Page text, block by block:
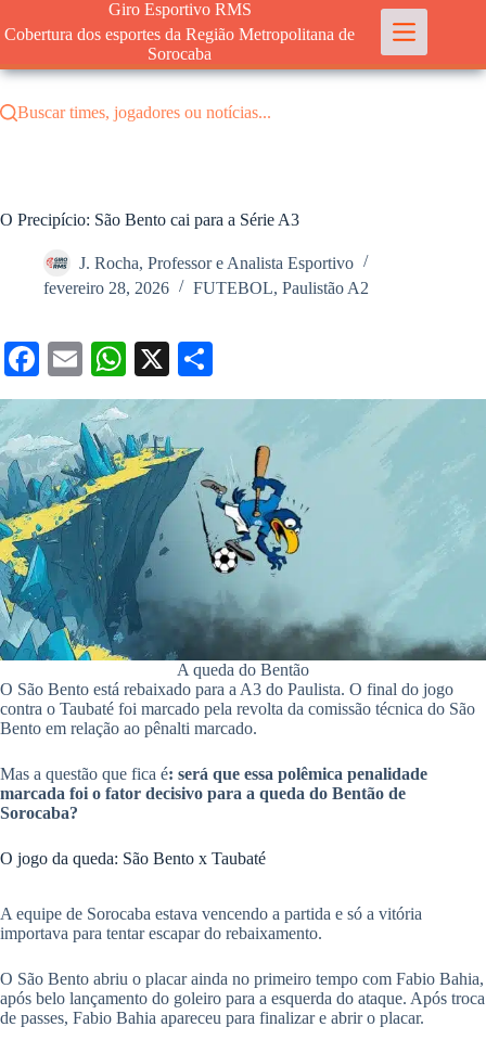
para
conteúdo
Giro Esportivo RMS
Cobertura dos esportes da Região Metropolitana de
Sorocaba
Buscar times, jogadores ou notícias...
O Precipício: São Bento cai para a Série A3
J. Rocha, Professor e Analista Esportivo
fevereiro 28, 2026
FUTEBOL, Paulistão A2
Fa
ce
bo
ok
E
m
ail
W
ha
ts
A
pp
X
ha
A queda do Bentão
O São Bento está rebaixado para a A3 do Paulista. O final do jogo
contra o Taubaté foi marcado pela revolta da comissão técnica do São
Bento em relação ao pênalti marcado.
Mas a questão que fica é: será que essa polêmica penalidade
marcada foi o fator decisivo para a queda do Bentão de
Sorocaba?
O jogo da queda: São Bento x Taubaté
A equipe de Sorocaba estava vencendo a partida e só a vitória
importava para tentar escapar do rebaixamento.
O São Bento abriu o placar ainda no primeiro tempo com Fabio Bahia,
após belo lançamento do goleiro para a esquerda do ataque. Após troca
de passes, Fabio Bahia apareceu para finalizar e abrir o placar.